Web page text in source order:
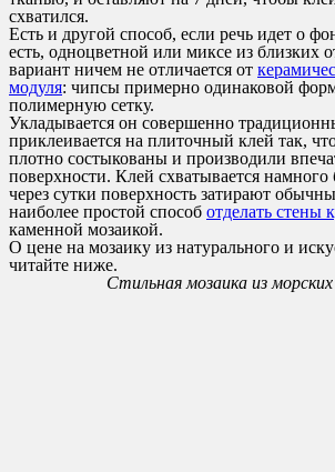
схватился.
Есть и другой способ, если речь идет о
есть, одноцветной или миксе из близких
вариант ничем не отличается от
модуля: чипсы примерно одинаковой
полимерную сетку.
Укладывается он совершенно
приклеивается на плиточный клей так,
плотно состыкованы и производили
поверхности. Клей схватывается намного
через сутки поверхность затирают
наиболее простой способ отделать стены
каменной мозаикой.
О цене на мозаику из натурального и
читайте ниже.
Стильная мозаика из